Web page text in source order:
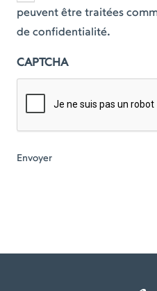
peuvent être traitées
de confidentialité.
CAPTCHA